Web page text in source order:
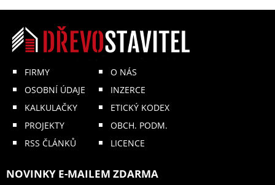
FIRMY
OSOBNÍ ÚDAJE
KALKULAČKY
PROJEKTY
RSS ČLÁNKŮ
O NÁS
INZERCE
ETICKÝ KODEX
OBCH. PODM.
LICENCE
NOVINKY E-MAILEM ZDARMA